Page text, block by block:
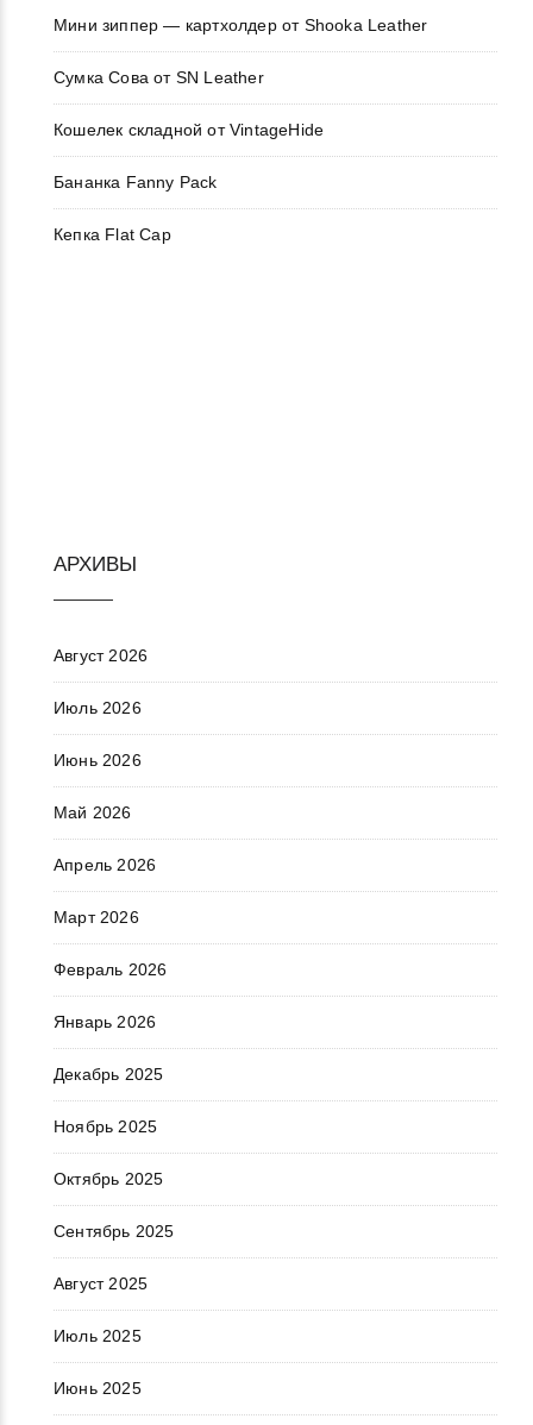
Мини зиппер — картхолдер от Shooka Leather
Сумка Сова от SN Leather
Кошелек складной от VintageHide
Бананка Fanny Pack
Кепка Flat Cap
АРХИВЫ
Август 2026
Июль 2026
Июнь 2026
Май 2026
Апрель 2026
Март 2026
Февраль 2026
Январь 2026
Декабрь 2025
Ноябрь 2025
Октябрь 2025
Сентябрь 2025
Август 2025
Июль 2025
Июнь 2025